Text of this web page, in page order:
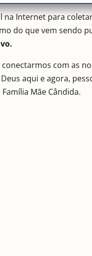
na Internet para
do que vem sendo
com as
aqui e agora,
Mãe Cândida.